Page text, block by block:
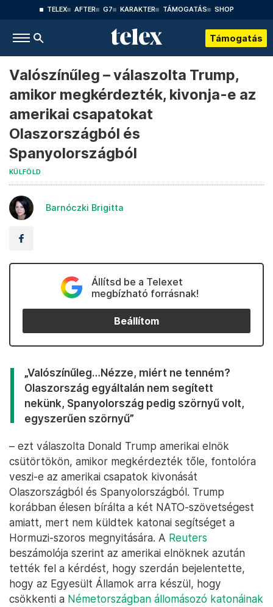
TELEX AFTER G7 KARAKTER TÁMOGATÁS SHOP
Támogatás
Valószínűleg – válaszolta Trump,
amikor megkérdezték, kivonja-e az
amerikai csapatokat
Olaszországból és
Spanyolországból
KÜLFÖLD
Barnóczki Brigitta
Állítsd be a Telexet
megbízható forrásnak!
Beállítom
„Valószínűleg…Nézze, miért ne tenném?
Olaszország egyáltalán nem segített
nekünk, Spanyolország pedig szörnyű volt,
egyszerűen szörnyű”
– ezt válaszolta Donald Trump amerikai elnök
csütörtökön, amikor megkérdezték tőle, fontolóra
veszi-e az amerikai csapatok kivonását
Olaszországból és Spanyolországból. Trump
korábban élesen bírálta a két NATO-szövetségest
amiatt, mert nem küldtek katonai segítséget a
Hormuzi-szoros megnyitására. A Reuters
beszámolója szerint az amerikai elnöknek azután
tették fel a kérdést, hogy szerdán bejelentette,
hogy az Egyesült Államok arra készül, hogy
csökkenti a Németországban állomásozó katonáinak